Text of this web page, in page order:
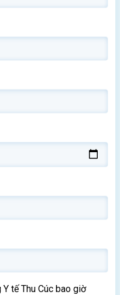
tế Thu Cúc bao giờ